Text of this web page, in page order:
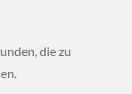
die zu